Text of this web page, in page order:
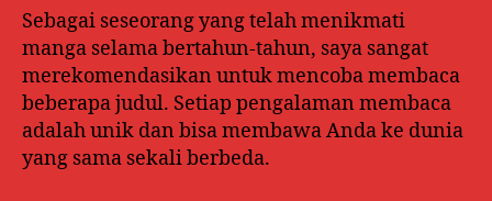
Sebagai seseorang yang telah menikmati
manga selama bertahun-tahun, saya sangat
merekomendasikan untuk mencoba membaca
beberapa judul. Setiap pengalaman membaca
adalah unik dan bisa membawa Anda ke dunia
yang sama sekali berbeda.